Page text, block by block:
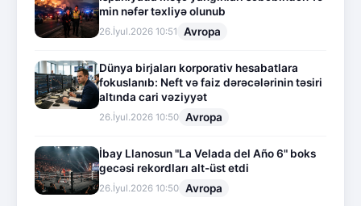
min nəfər təxliyə olunub
26.İyul.2026 10:51 Avropa
Dünya birjaları korporativ hesabatlara
fokuslanıb: Neft və faiz dərəcələrinin təsiri
altında cari vəziyyət
26.İyul.2026 10:50 Avropa
İbay Llanosun "La Velada del Año 6" boks
gecəsi rekordları alt-üst etdi
26.İyul.2026 10:50 Avropa